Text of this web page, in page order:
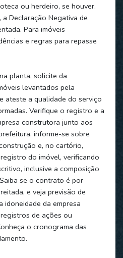
ou herdeiro, se houver.
a Declaração Negativa de
Para imóveis
e regras para repasse
planta, solicite da
levantados pela
ateste a qualidade do serviço
Verifique o registro e a
construtora junto aos
informe-se sobre
e, no cartório,
do imóvel, verificando
inclusive a composição
se o contrato é por
e veja previsão de
idoneidade da empresa
de ações ou
o cronograma das